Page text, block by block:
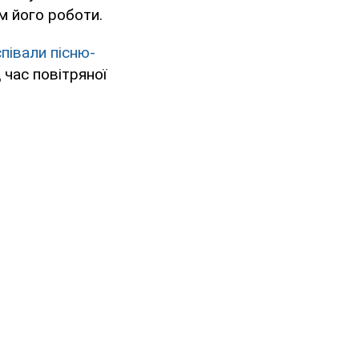
його роботи.
пісню-
повітряної